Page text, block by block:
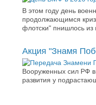
В этом году день
продолжающимся
флотски" пнишлось из
Акция "Знамя
Вооруженных сил РФ
развития у